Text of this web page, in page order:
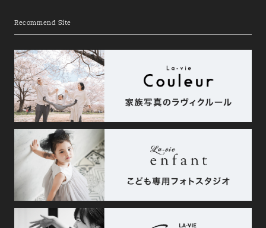
Recommend Site